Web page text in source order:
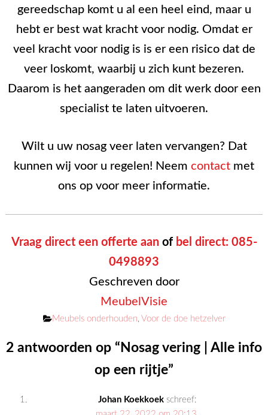
gereedschap komt u al een heel eind, maar u
hebt er best wat kracht voor nodig. Omdat er
veel kracht voor nodig is is er een risico dat de
veer loskomt, waarbij u zich kunt bezeren.
Daarom is het aangeraden om dit werk door een
specialist te laten uitvoeren.
Wilt u uw nosag veer laten vervangen? Dat
kunnen wij voor u regelen! Neem contact met
ons op voor meer informatie.
Vraag direct een offerte aanof bel direct: 085-
0498893
Geschreven door
MeubelVisie
Categorieën
Meubels onderhouden Voor de doe hetzelver
2 antwoorden op “Nosag vering | Alle info
op een rijtje”
Johan Koekkoek schreef: